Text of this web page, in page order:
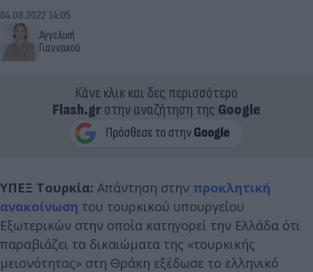
Αγγελική
Γιαννακού
04.08.2022 14:05
Κάνε κλικ και δες περισσότερο
Flash.grστην αναζήτηση της Google
ΥΠΕΞ Τουρκία: Απάντηση στην προκλητική
ανακοίνωση του τουρκικού υπουργείου
Εξωτερικών στην οποία κατηγορεί την Ελλάδα ότι
παραβιάζει τα δικαιώματα της «τουρκικής
μειονότητας» στη Θράκη εξέδωσε το ελληνικό